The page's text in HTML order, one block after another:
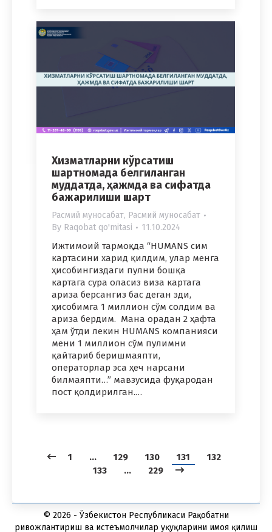
Хизматларни кўрсатиш
шартномада белгиланган
муддатда, ҳажмда ва сифатда
бажарилиши шарт
Расмий муносабат, Расмий муносабат
By Raqobat qo'mitasi 11.10.2024
Ижтимоий тармоқда “HUMANS сим
картасини харид қилдим, улар менга
ҳисобингиздаги пулни бошқа
картага сура оласиз виза картага
ариза берсангиз бас деган эди,
ҳисобимга 1 миллион сўм солдим ва
ариза бердим. Мана орадан 2 ҳафта
ҳам ўтди лекин HUMANS компанияси
мени 1 миллион сўм пулимни
қайтариб беришмаяпти,
операторлар эса ҳеч нарсани
билмаяпти…” мавзусида фуқародан
пост қолдирилган.…
1 … 129 130 131
132
133
… 229
© 2026 - Ўзбекистон Республикаси Рақобатни
ривожлантириш ва истеъмолчилар ҳуқуқларини ҳимоя қилиш